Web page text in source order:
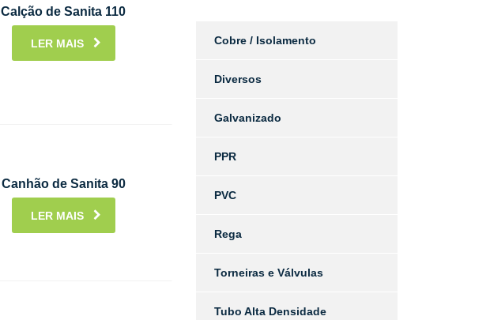
Calção de Sanita 110
LER MAIS
Canhão de Sanita 90
LER MAIS
Cobre / Isolamento
Diversos
Galvanizado
PPR
PVC
Rega
Torneiras e Válvulas
Tubo Alta Densidade